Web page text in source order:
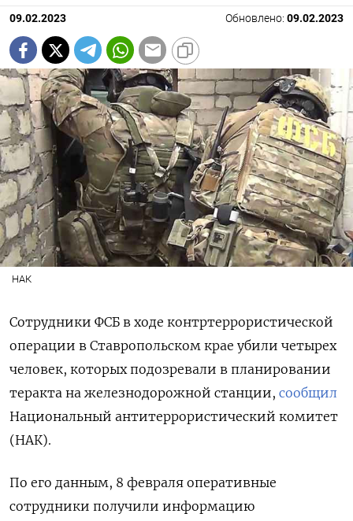
09.02.2023 Обновлено: 09.02.2023
НАК
Сотрудники ФСБ в ходе контртеррористической
операции в Ставропольском крае убили четырех
человек, которых подозревали в планировании
теракта на железнодорожной станции, сообщил
Национальный антитеррористический комитет
(НАК).
По его данным, 8 февраля оперативные
сотрудники получили информацию